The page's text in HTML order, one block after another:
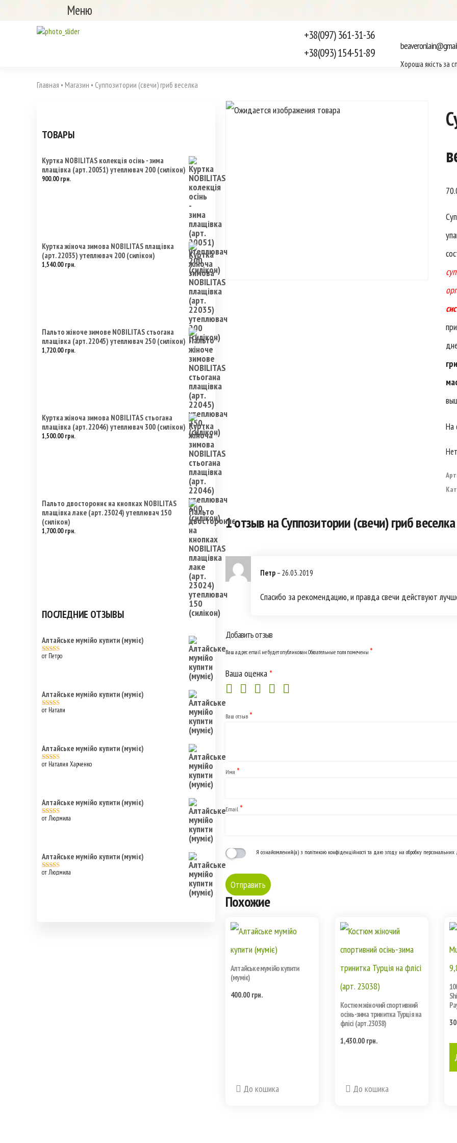
Меню
+38(097) 361-31-36
+38(093) 154-51-89
Хороша якість за
Главная • Магазин • Суппозитории (свечи) гриб веселка
На
1 отзыв наСуппозитории (свечи) гриб веселка
Петр – 26.03.2019
Спасибо за рекомендацию, и правда свечи действуют
Добавить отзыв
Ваш адрес email не будет опубликован. Обязательные поля помечены *
Ваша оценка *
Ваш отзыв *
Имя *
Email *
Я ознайомлений(а) з політикою конфіденційності та даю згоду на обробку
Похожие
Алтайське мумійо купити
(муміє)
400.00 грн.
До кошика
Костюм жіночий спортивний
осінь-зима тринитка Турція на
флісі (арт. 23038)
1,430.00 грн.
До кошика
товар
ТОВАРЫ
Куртка NOBILITAS колекція осінь - зима
плащівка (арт. 20051) утеплювач 200 (силікон)
900.00грн.
Куртка жіноча зимова NOBILITAS плащівка
(арт. 22035) утеплювач 200 (силікон)
1,540.00грн.
Пальто жіноче зимове NOBILITAS стьогана
плащівка (арт. 22045) утеплювач 250 (силікон)
1,720.00грн.
Куртка жіноча зимова NOBILITAS стьогана
плащівка (арт. 22046) утеплювач 300 (силікон)
1,500.00грн.
Пальто двостороннє на кнопках NOBILITAS
плащівка лаке (арт. 23024) утеплювач 150
(силікон)
1,700.00грн.
ПОСЛЕДНИЕ ОТЗЫВЫ
Алтайське мумійо купити (муміє)
Оценка
от Петро
Алтайське мумійо купити (муміє)
Оценка5
от Натали
Алтайське мумійо купити (муміє)
Оценка5 из
от Наталия Харченко
Алтайське мумійо купити (муміє)
Оценка5из
от Людмила
Алтайське мумійо купити (муміє)
Оценка5из
от Людмила